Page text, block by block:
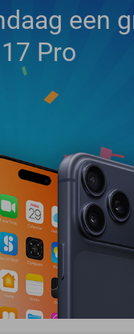
een
Pro